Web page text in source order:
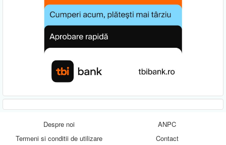
Despre noi
ANPC
Termeni si conditii de utilizare
Contact